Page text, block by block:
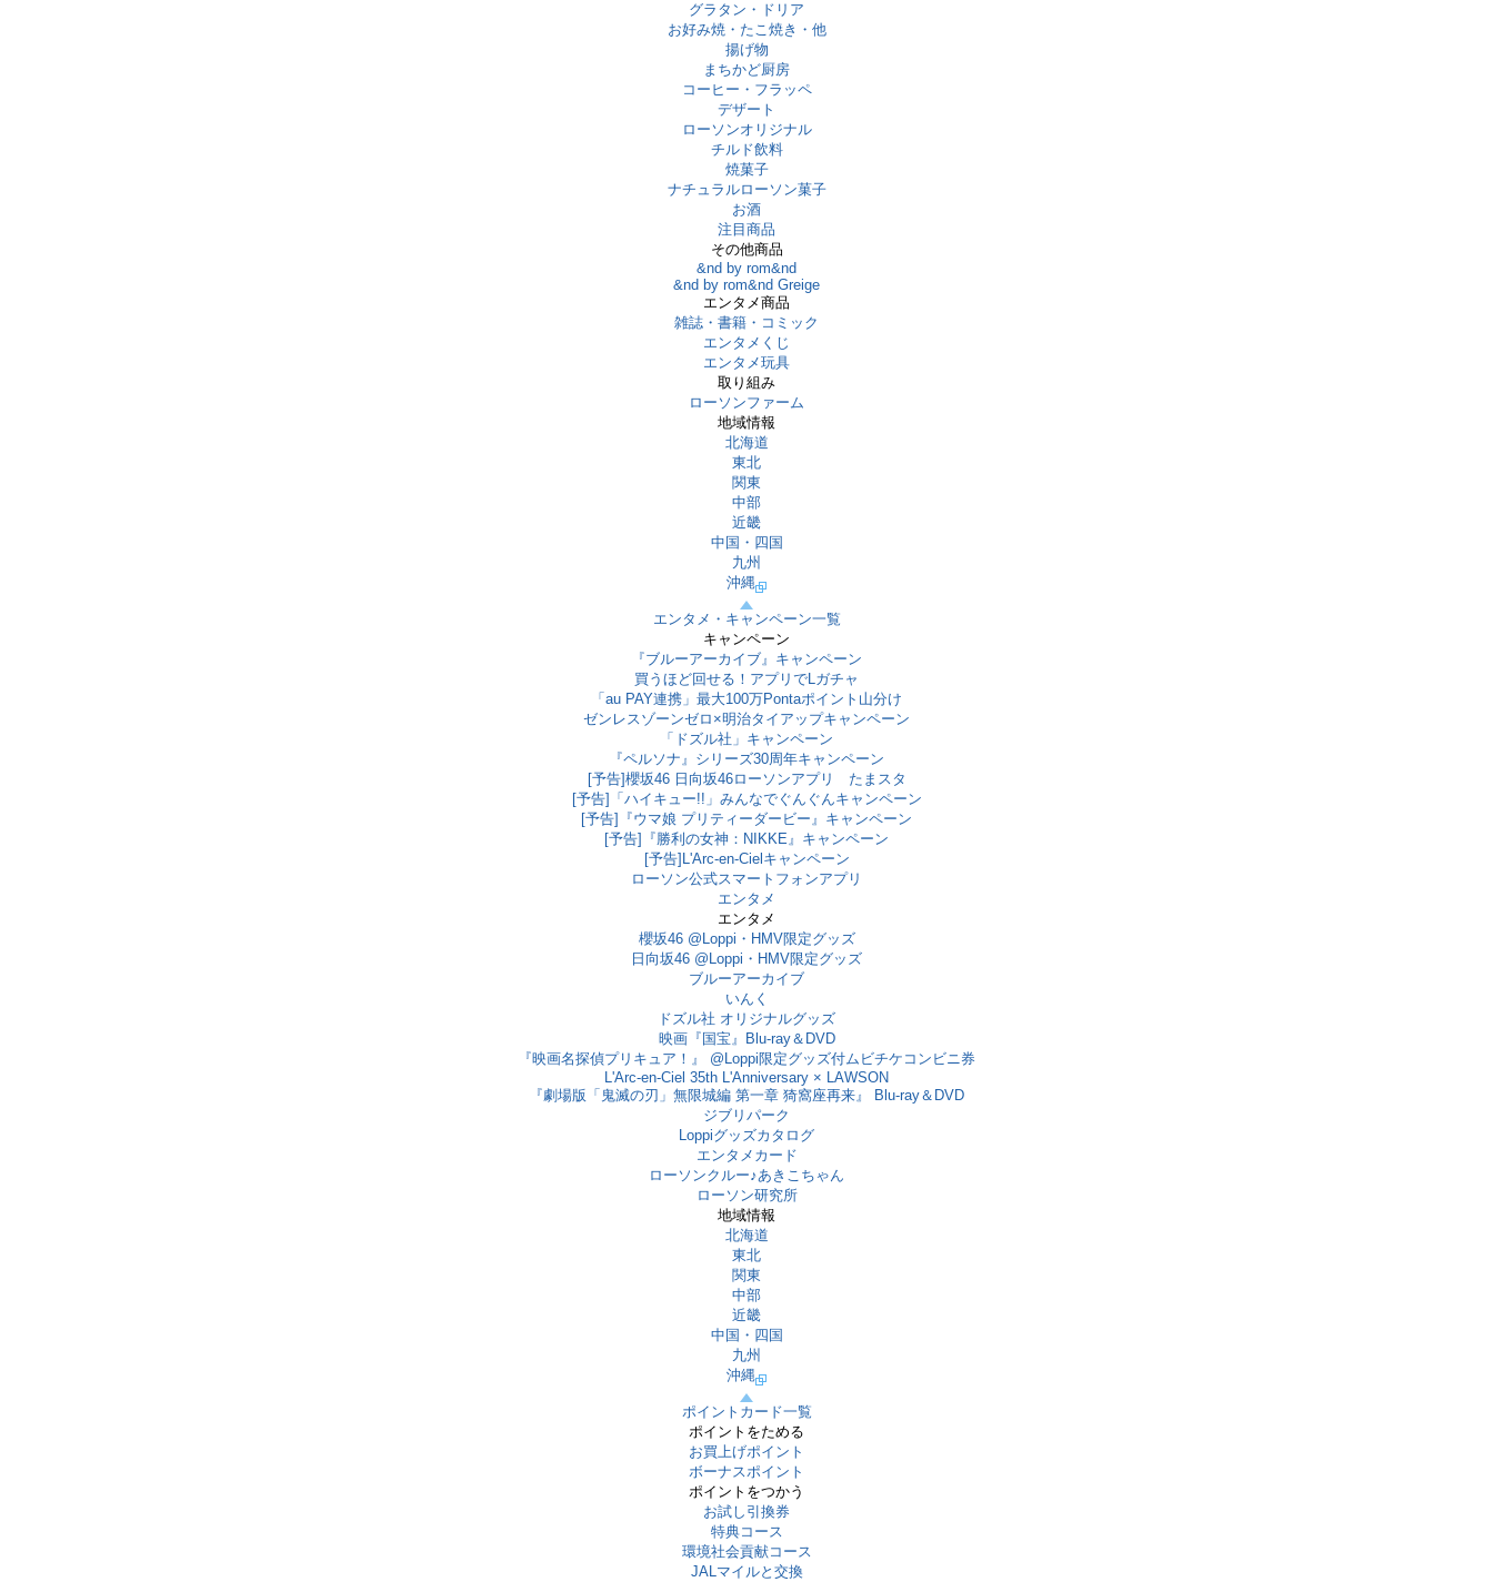
グラタン・ドリア
お好み焼・たこ焼き・他
揚げ物
まちかど厨房
コーヒー・フラッペ
デザート
ローソンオリジナル
チルド飲料
焼菓子
ナチュラルローソン菓子
お酒
注目商品
その他商品
&nd by rom&nd
&nd by rom&nd Greige
エンタメ商品
雑誌・書籍・コミック
エンタメくじ
エンタメ玩具
取り組み
ローソンファーム
地域情報
北海道
東北
関東
中部
近畿
中国・四国
九州
沖縄
エンタメ・キャンペーン一覧
キャンペーン
『ブルーアーカイブ』キャンペーン
買うほど回せる！アプリでLガチャ
「au PAY連携」最大100万Pontaポイント山分け
ゼンレスゾーンゼロ×明治タイアップキャンペーン
「ドズル社」キャンペーン
『ペルソナ』シリーズ30周年キャンペーン
[予告]櫻坂46 日向坂46ローソンアプリ たまスタ
[予告]「ハイキュー!!」みんなでぐんぐんキャンペーン
[予告]『ウマ娘 プリティーダービー』キャンペーン
[予告]『勝利の女神：NIKKE』キャンペーン
[予告]L'Arc-en-Cielキャンペーン
ローソン公式スマートフォンアプリ
エンタメ
エンタメ
櫻坂46 @Loppi・HMV限定グッズ
日向坂46 @Loppi・HMV限定グッズ
ブルーアーカイブ
いんく
ドズル社 オリジナルグッズ
映画『国宝』Blu-ray＆DVD
『映画名探偵プリキュア！』 @Loppi限定グッズ付ムビチケコンビニ券
L'Arc-en-Ciel 35th L'Anniversary × LAWSON
『劇場版「鬼滅の刃」無限城編 第一章 猗窩座再来』 Blu-ray＆DVD
ジブリパーク
Loppiグッズカタログ
エンタメカード
ローソンクルー♪あきこちゃん
ローソン研究所
地域情報
北海道
東北
関東
中部
近畿
中国・四国
九州
沖縄
ポイントカード一覧
ポイントをためる
お買上げポイント
ボーナスポイント
ポイントをつかう
お試し引換券
特典コース
環境社会貢献コース
JALマイルと交換